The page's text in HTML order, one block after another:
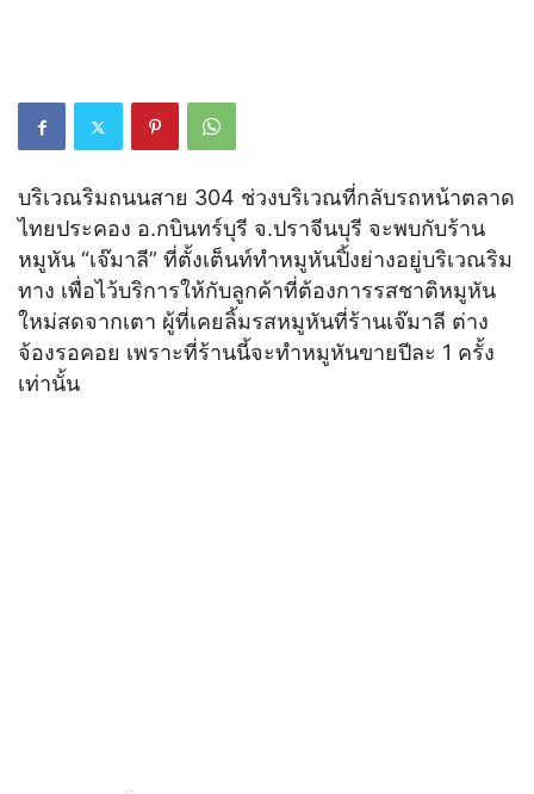
บริเวณริมถนนสาย 304 ช่วงบริเวณที่กลับรถหน้าตลาด
ไทยประคอง อ.กบินทร์บุรี จ.ปราจีนบุรี จะพบกับร้าน
หมูหัน “เจ๊มาลี” ที่ตั้งเต็นท์ทำหมูหันปิ้งย่างอยู่บริเวณริม
ทาง เพื่อไว้บริการให้กับลูกค้าที่ต้องการรสชาติหมูหัน
ใหม่สดจากเตา ผู้ที่เคยลิ้มรสหมูหันที่ร้านเจ๊มาลี ต่าง
จ้องรอคอย เพราะที่ร้านนี้จะทำหมูหันขายปีละ 1 ครั้ง
เท่านั้น